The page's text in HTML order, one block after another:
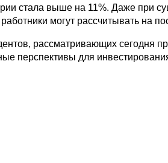
стала выше на 11%. Даже при
могут рассчитывать на
рассматривающих сегодня
перспективы для